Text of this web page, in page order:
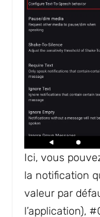
Ici, vous
la notification
valeur par
l’application),